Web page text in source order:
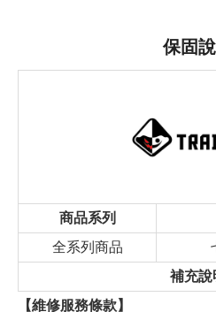
保固
商品系列
全系列商品
補充說
【維修服務條款】